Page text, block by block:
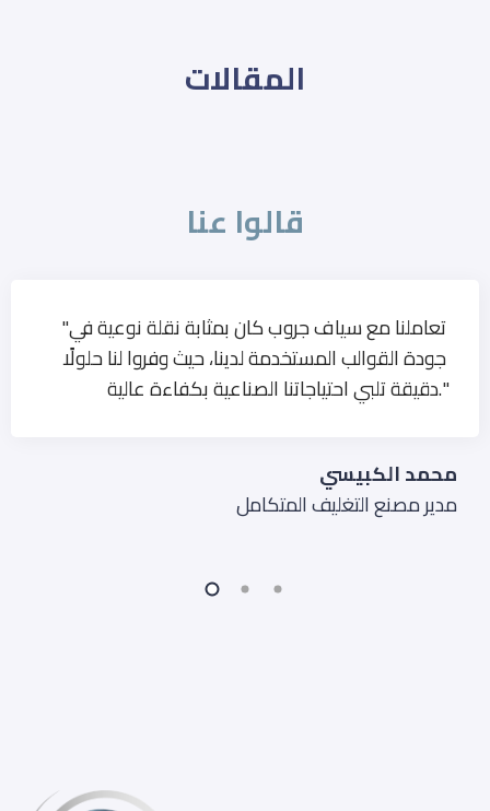
المقالات
قالوا عنا
"تعاملنا مع سياف جروب كان بمثابة نقلة نوعية في
جودة القوالب المستخدمة لدينا، حيث وفروا لنا حلولًا
دقيقة تلبي احتياجاتنا الصناعية بكفاءة عالية."
محمد الكبيسي
مدير مصنع التغليف المتكامل